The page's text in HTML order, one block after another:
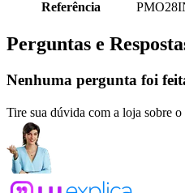
Referência
Perguntas e
Nenhuma pergunta foi
Tire sua dúvida com a loja sobre